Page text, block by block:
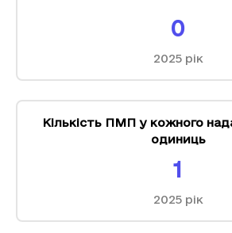
0
2025рік
Кількість ПМП у кожного
одиниць
1
2025рік